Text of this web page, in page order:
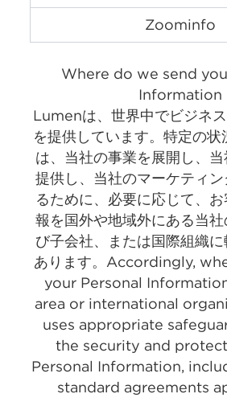
Zoominfo
Where do we send
Information
Lumenは、世界中でビジネ
を提供しています。特定の
は、当社の事業を展開し、
提供し、当社のマーケティ
るために、必要に応じて、
報を国外や地域外にある当
び子会社、または国際組織
あります。Accordingly,
your Personal
area or international
uses appropriate
the security and
Personal Information,
standard agreements